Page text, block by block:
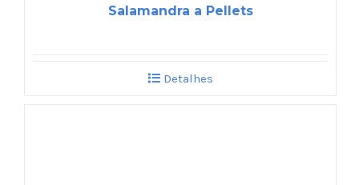
Salamandra a Pellets
Detalhes